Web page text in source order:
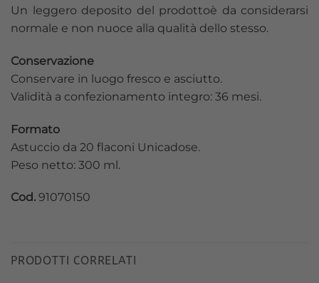
Un leggero deposito del prodottoè da considerarsi
normale e non nuoce alla qualità dello stesso.
Conservazione
Conservare in luogo fresco e asciutto.
Validità a confezionamento integro: 36 mesi.
Formato
Astuccio da 20 flaconi Unicadose.
Peso netto: 300 ml.
Cod. 91070150
PRODOTTI CORRELATI